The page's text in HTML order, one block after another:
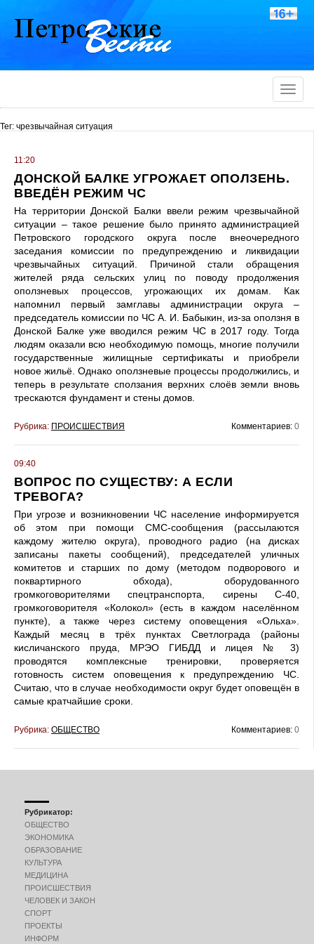
Toggle
Тег: чрезвычайная ситуация
11:20
ДОНСКОЙ БАЛКЕ УГРОЖАЕТ ОПОЛЗЕНЬ.
ВВЕДЁН РЕЖИМ ЧС
На территории Донской Балки ввели режим чрезвычайной
ситуации – такое решение было принято администрацией
Петровского городского округа после внеочередного
заседания комиссии по предупреждению и ликвидации
чрезвычайных ситуаций. Причиной стали обращения
жителей ряда сельских улиц по поводу продолжения
оползневых процессов, угрожающих их домам. Как
напомнил первый замглавы администрации округа –
председатель комиссии по ЧС А. И. Бабыкин, из-за оползня в
Донской Балке уже вводился режим ЧС в 2017 году. Тогда
людям оказали всю необходимую помощь, многие получили
государственные жилищные сертификаты и приобрели
новое жильё. Однако оползневые процессы продолжились, и
теперь в результате сползания верхних слоёв земли вновь
трескаются фундамент и стены домов.
Рубрика: ПРОИСШЕСТВИЯ Комментариев: 0
09:40
ВОПРОС ПО СУЩЕСТВУ: А ЕСЛИ
ТРЕВОГА?
При угрозе и возникновении ЧС население информируется
об этом при помощи СМС-сообщения (рассылаются
каждому жителю округа), проводного радио (на дисках
записаны пакеты сообщений), председателей уличных
комитетов и старших по дому (методом подворового и
поквартирного обхода), оборудованного
громкоговорителями спецтранспорта, сирены С-40,
громкоговорителя «Колокол» (есть в каждом населённом
пункте), а также через систему оповещения «Ольха».
Каждый месяц в трёх пунктах Светлограда (районы
кисличанского пруда, МРЭО ГИБДД и лицея № 3)
проводятся комплексные тренировки, проверяется
готовность систем оповещения к предупреждению ЧС.
Считаю, что в случае необходимости округ будет оповещён в
самые кратчайшие сроки.
Рубрика: ОБЩЕСТВО Комментариев: 0
Рубрикатор:
ОБЩЕСТВО
ЭКОНОМИКА
ОБРАЗОВАНИЕ
КУЛЬТУРА
МЕДИЦИНА
ПРОИСШЕСТВИЯ
ЧЕЛОВЕК И ЗАКОН
СПОРТ
ПРОЕКТЫ
ИНФОРМ